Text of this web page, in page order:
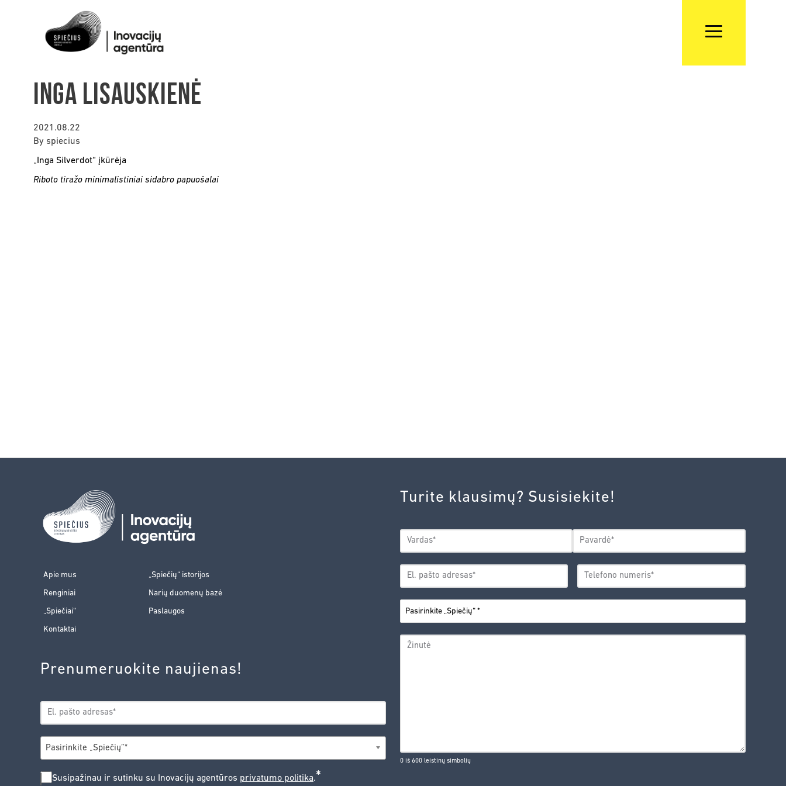
Inga Lisauskienė
2021.08.22
By spiecius
„Inga Silverdot“ įkūrėja
Riboto tiražo minimalistiniai sidabro papuošalai
Apie mus „Spiečių“ istorijos
Renginiai Narių duomenų bazė
„Spiečiai“ Paslaugos
Kontaktai
Prenumeruokite naujienas!
EL.
PAŠTAS*
MIESTAS*
Pasirinkite „Spiečių”*
SUSIPAŽINAU
Susipažinau ir sutinku su Inovacijų agentūros privatumo politika.*
Turite klausimų? Susisiekite!
VARDAS
EL.
ADRESAS*
TELEFONO
NUMERIS*
PASIRINKITE
„SPIEČIŲ“*
ŽINUTĖ
0 iš 600 leistinų simbolių